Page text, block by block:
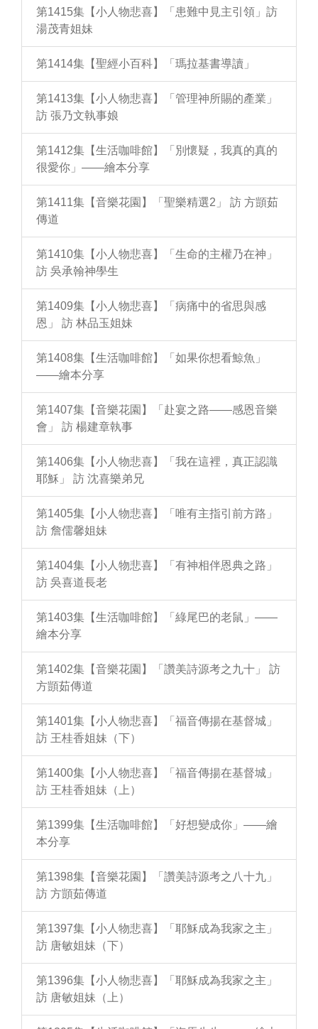
第1415集【小人物悲喜】「患難中見主引領」訪
湯茂青姐妹
第1414集【聖經小百科】「瑪拉基書導讀」
第1413集【小人物悲喜】「管理神所賜的產業」
訪 張乃文執事娘
第1412集【生活咖啡館】「別懷疑，我真的真的
很愛你」——繪本分享
第1411集【音樂花園】「聖樂精選2」 訪 方顗茹
傳道
第1410集【小人物悲喜】「生命的主權乃在神」
訪 吳承翰神學生
第1409集【小人物悲喜】「病痛中的省思與感
恩」 訪 林品玉姐妹
第1408集【生活咖啡館】「如果你想看鯨魚」
——繪本分享
第1407集【音樂花園】「赴宴之路——感恩音樂
會」 訪 楊建章執事
第1406集【小人物悲喜】「我在這裡，真正認識
耶穌」 訪 沈喜樂弟兄
第1405集【小人物悲喜】「唯有主指引前方路」
訪 詹儒馨姐妹
第1404集【小人物悲喜】「有神相伴恩典之路」
訪 吳喜道長老
第1403集【生活咖啡館】「綠尾巴的老鼠」——
繪本分享
第1402集【音樂花園】「讚美詩源考之九十」 訪
方顗茹傳道
第1401集【小人物悲喜】「福音傳揚在基督城」
訪 王桂香姐妹（下）
第1400集【小人物悲喜】「福音傳揚在基督城」
訪 王桂香姐妹（上）
第1399集【生活咖啡館】「好想變成你」——繪
本分享
第1398集【音樂花園】「讚美詩源考之八十九」
訪 方顗茹傳道
第1397集【小人物悲喜】「耶穌成為我家之主」
訪 唐敏姐妹（下）
第1396集【小人物悲喜】「耶穌成為我家之主」
訪 唐敏姐妹（上）